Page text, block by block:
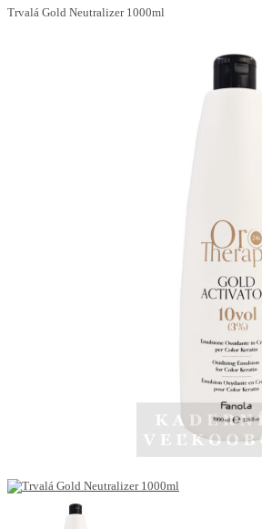
Trvalá Gold Neutralizer 1000ml